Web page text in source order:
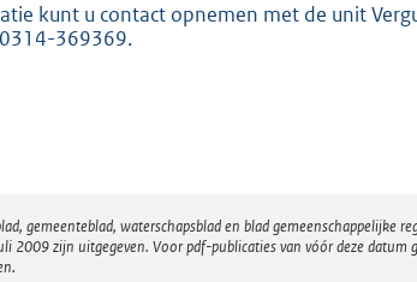
kunt u contact opnemen met de unit
369369.
gemeenteblad, waterschapsblad en blad gemeenschappelijke
zijn uitgegeven. Voor pdf-publicaties van vóór deze